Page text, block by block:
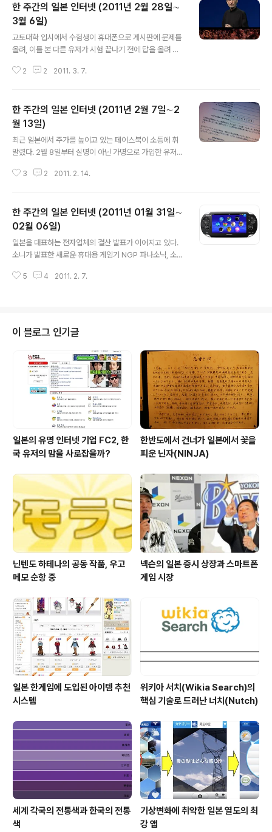
관심을 받고 있고, 이번에 LG 옵티머스패드가 안드로이드
3.0을 탑재한 첫 주자로 NTT도코모에 제공됨으로써 한국
을 대표하는 삼성과 LG가 일본 땅에서 한바탕 대전을 펼칠
전망이다. LG는 작년에 프리미엄 TV로 일본에 재상륙하
였는데, 이번에 투입되는 옵티머스패드가 성공하면서 TV
와 연계해서 일본 시장에서 3D LG 선풍을 일으킬 수 있을
한 주간의 일본 인터넷 (2011년 2월 28일∼
3월 6일)
교토대학 입시에서 수험생이 휴대폰으로 게시판에 문제를
올려, 이를 본 다른 유저가 시험 끝나기 전에 답을 올려 큰
해 문제를 올릴 수 있었던 수험생의 타자 실력이 놀랍다. 아
이번 주는 무엇보다 애플의 아이패드2의 발표가 세계적으
로 주목을 받았지 않았나 싶은데, 한일 애플 파트너사 수장
이 직접 발표회장에 모습을 드러내는 것을 보면 애플의 대
단함이 다시금 느껴진다. 2월 28일 (월요일) 덴츠가 페이
스북과 업무 제휴, 프리미엄 광고의 독점 판매 등 일본 최대
의 광고회사 덴츠(http://www.dentsu.co.jp/)는 세계 최
2 2 2011. 3. 7.
한 주간의 일본 인터넷 (2011년 2월 7일∼2
월 13일)
최근 일본에서 주가를 높이고 있는 페이스북이 소동에 휘
말렸다. 2월 8일부터 실명이 아닌 가명으로 가입한 유저의
기저기서 원성의 목소리가 터져 나왔다. 이용 정지에 대해
) 페이스북은 실명 가입을 원칙으로 하고 있어 가명으로 가
입하여 이용하는 경우 부적절한 행위로 인정되어 사용이
정지되는 경우가 발생한다고 밝히고 있다. 한국은 자신의
실명을 밝히는데 거부감이 적지만, 일본은 지금까지 실명
으로 커뮤니티 서비스를 이용하는 것을 터부시하고 있어
이번 사태도 그 연장선에서 일어난 것이 아닌가 싶다. 실명
3 2 2011. 2. 14.
한 주간의 일본 인터넷 (2011년 01월 31일∼
02월 06일)
일본을 대표하는 전자업체의 결산 발표가 이어지고 있다.
소니가 발표한 새로운 휴대용 게임기 NGP 파나소닉, 소니
화를 찾으며 세계 시장에서 앞서 나가고 있는 삼성과 LG
습을 드러내고 이제는 기술력과 브랜드를 갖춘 소니와 파
나소닉까지 전열을 가다듬고 승부를 걸고 있어 진짜 승부
는 지금부터가 아닐까 생각된다. 01월 31일 (월요일) 전자
화폐 "Edy"의 안드로이드 앱 등장 bitWallet(http://ww
w.edy.jp/)은 선불식 전자화폐 Edy를 오사이후케타이(전
자지폐) 기능을 탑..
5 4 2011. 2. 7.
이 블로그 인기글
일본의 유명 인터넷 기업 FC2, 한
국 유저의 맘을 사로잡을까?
한반도에서 건너가 일본에서 꽃을
피운 닌자(NINJA)
닌텐도 하테나의 공동 작품, 우고
메모 순항 중
넥슨의 일본 증시 상장과 스마트폰
게임 시장
일본 한게임에 도입된 아이템 추천
시스템
위키아 서치(Wikia Search)의
핵심 기술로 드러난 너치(Nutch)
세계 각국의 전통색과 한국의 전통
색
기상변화에 취약한 일본 열도의 최
강 앱